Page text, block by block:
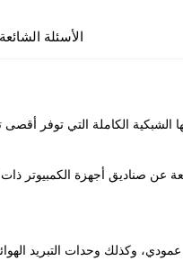
الأسئلة الشائعة